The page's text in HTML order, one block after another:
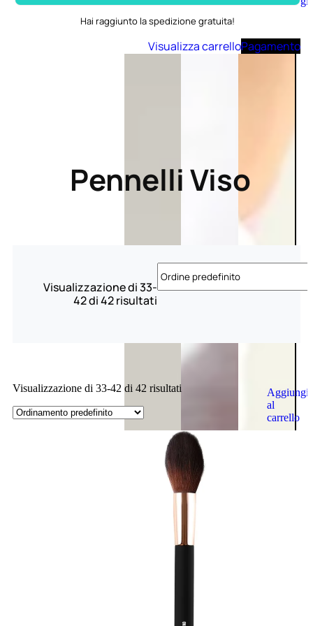
Aggiungi
al
carrello
Hai raggiunto la spedizione gratuita!
Visualizza carrelloPagamento
Pennelli Viso
Visualizzazione di 33-
42 di 42 risultati
Visualizzazione di 33-42 di 42 risultati